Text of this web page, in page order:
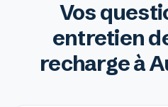
Vos
entretien
recharge à